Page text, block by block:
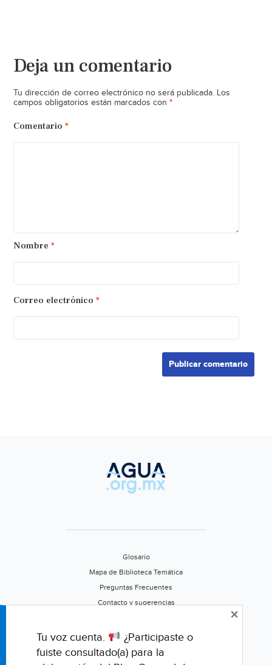
Deja un comentario
Tu dirección de correo electrónico no será publicada. Los
campos obligatorios están marcados con *
Comentario *
Nombre *
Correo electrónico *
Glosario
Mapa de Biblioteca Temática
Preguntas Frecuentes
Contacto y sugerencias
Califica este portal
Tu voz cuenta.
¿Participaste o
fuiste consultado(a) para la
×